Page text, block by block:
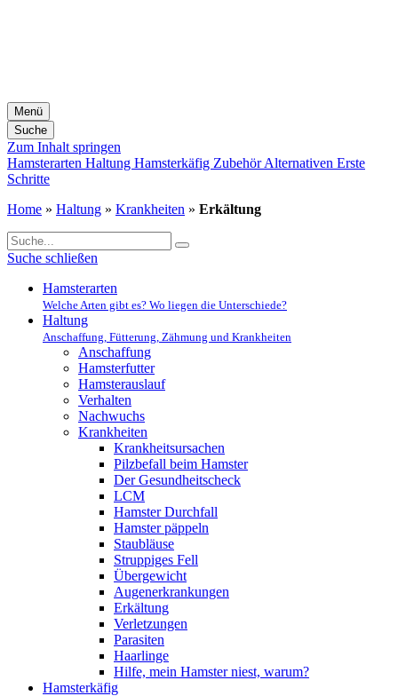
Menü
Suche
Zum Inhalt springen
Hamsterarten Haltung Hamsterkäfig ZubehörAlternativen Erste
Schritte
Home » Haltung » Krankheiten » Erkältung
Suche schließen
Hamsterarten
Welche Arten gibt es? Wo liegen die Unterschiede?
Haltung
Anschaffung, Fütterung, Zähmung und Krankheiten
Anschaffung
Hamsterfutter
Hamsterauslauf
Verhalten
Nachwuchs
Krankheiten
Krankheitsursachen
Pilzbefall beim Hamster
Der Gesundheitscheck
LCM
Hamster Durchfall
Hamster päppeln
Staubläuse
Struppiges Fell
Übergewicht
Augenerkrankungen
Erkältung
Verletzungen
Parasiten
Haarlinge
Hilfe, mein Hamster niest, warum?
Hamsterkäfig